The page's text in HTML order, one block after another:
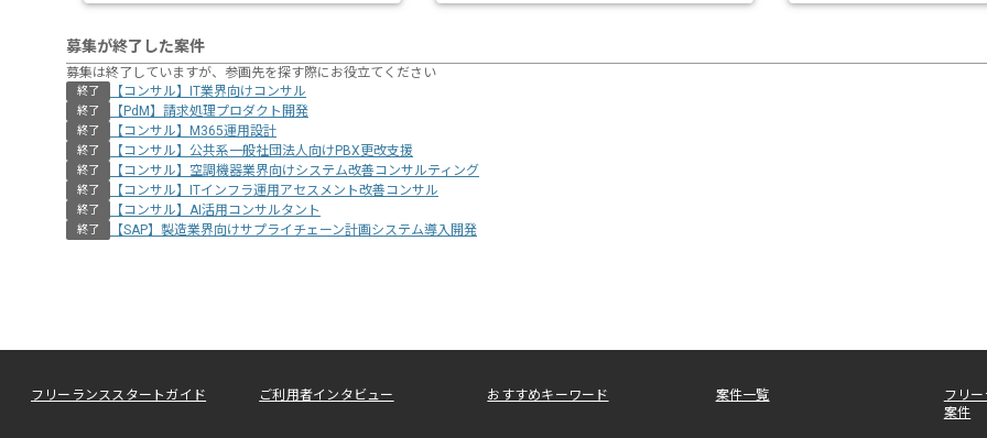
募集が終了した案件
募集は終了していますが、参画先を探す際にお役立てください
終了 【コンサル】IT業界向けコンサル
終了 【PdM】請求処理プロダクト開発
終了 【コンサル】M365運用設計
終了 【コンサル】公共系一般社団法人向けPBX更改支援
終了 【コンサル】空調機器業界向けシステム改善コンサルティング
終了 【コンサル】ITインフラ運用アセスメント改善コンサル
終了 【コンサル】AI活用コンサルタント
終了 【SAP】製造業界向けサプライチェーン計画システム導入開発
フリーランススタートガイド ご利用者インタビュー おすすめキーワード 案件一覧
フリ
案件